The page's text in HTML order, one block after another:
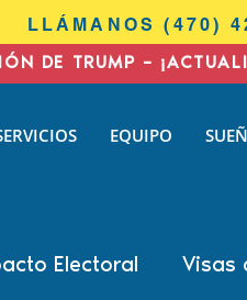
LLÁMANOS (470)
DE TRUMP –
EQUIPO
Electoral Visas